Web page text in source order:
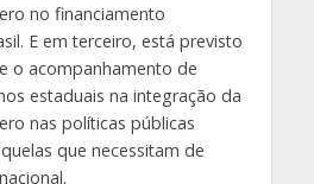
no financiamento
E em terceiro, está previsto
o acompanhamento de
estaduais na integração da
nas políticas públicas
que necessitam de